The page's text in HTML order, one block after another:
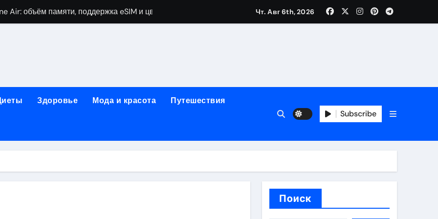
Air: объём памяти, поддержка eSIM и цветовые решения
магазин: организация работы, услуги и ключевые особенности
между ампиром и минимализмом
для потолка: типы, конструкция и правила монтажа встраиваемых спотов
Чт. Авг 6th, 2026
Здоровье Мода и красота Путешествия
Subscribe
Поиск